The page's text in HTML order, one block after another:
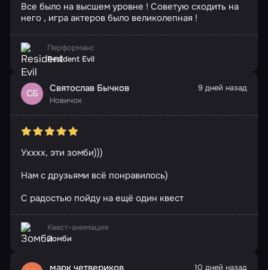
Все было на высшем уровне ! Советую сходить на
него , игра актеров было великолепная !
Перформанс
Resident Evil
СБ Святослав Бычков
Новичок
9 дней назад
Ухххх, эти зомби)))
Нам с друзьями всё понравилось)
С радостью пойду на ещё один квест
Квест-анимация
Зомби
марк четвериков 10 дней назад